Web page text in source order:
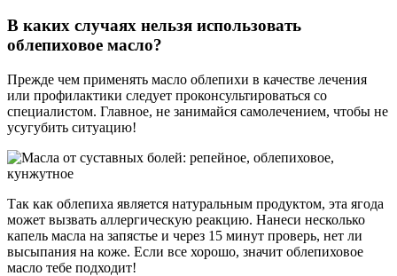
В каких случаях нельзя использовать
облепиховое масло?
Прежде чем применять масло облепихи в качестве лечения
или профилактики следует проконсультироваться со
специалистом. Главное, не занимайся самолечением, чтобы не
усугубить ситуацию!
Так как облепиха является натуральным продуктом, эта ягода
может вызвать аллергическую реакцию. Нанеси несколько
капель масла на запястье и через 15 минут проверь, нет ли
высыпания на коже. Если все хорошо, значит облепиховое
масло тебе подходит!